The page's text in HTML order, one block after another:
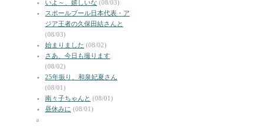
いよ～、嬉しいな (08/03)
スポールブール日本代表・ア
ジア王者の久保田結さんと
(08/03)
始まりました (08/02)
さあ、今日も撮ります
(08/02)
25年振り、和泉妃夏さん
(08/01)
南々子ちゃんと (08/01)
昼休みに (08/01)
a